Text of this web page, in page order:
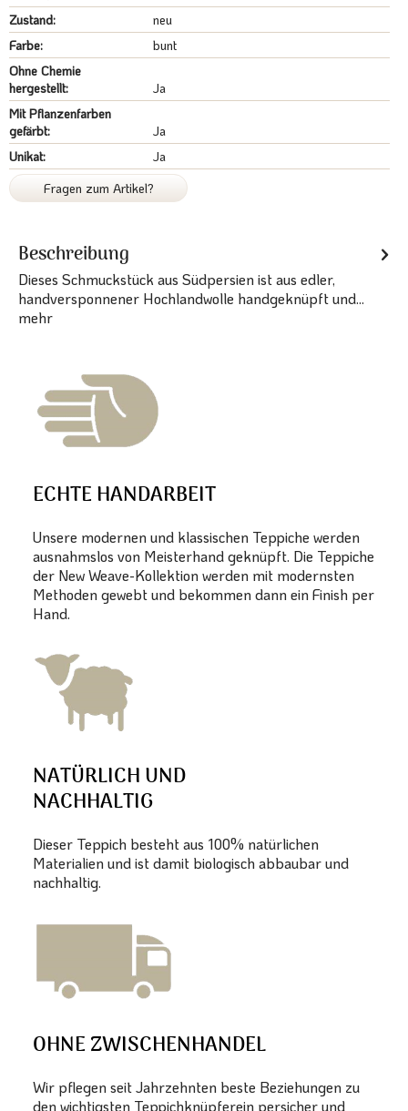
Zustand:
neu
Farbe:
bunt
Ohne Chemie
hergestellt:
Ja
Mit Pflanzenfarben
gefärbt:
Ja
Unikat:
Ja
Fragen zum Artikel?
Beschreibung
Dieses Schmuckstück aus Südpersien ist aus edler,
handversponnener Hochlandwolle handgeknüpft und...
mehr
ECHTE HANDARBEIT
Unsere modernen und klassischen Teppiche werden
ausnahmslos von Meisterhand geknüpft. Die Teppiche
der New Weave-Kollektion werden mit modernsten
Methoden gewebt und bekommen dann ein Finish per
Hand.
NATÜRLICH UND
NACHHALTIG
Dieser Teppich besteht aus 100% natürlichen
Materialien und ist damit biologisch abbaubar und
nachhaltig.
OHNE ZWISCHENHANDEL
Wir pflegen seit Jahrzehnten beste Beziehungen zu
den wichtigsten Teppichknüpferein persicher und